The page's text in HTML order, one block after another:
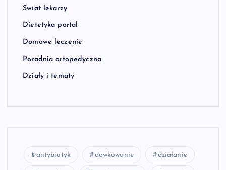
Świat lekarzy
Dietetyka portal
Domowe leczenie
Poradnia ortopedyczna
Działy i tematy
antybiotyk dawkowanie działanie